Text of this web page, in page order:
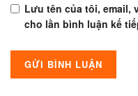
Lưu tên của tôi, email,
cho lần bình luận kế